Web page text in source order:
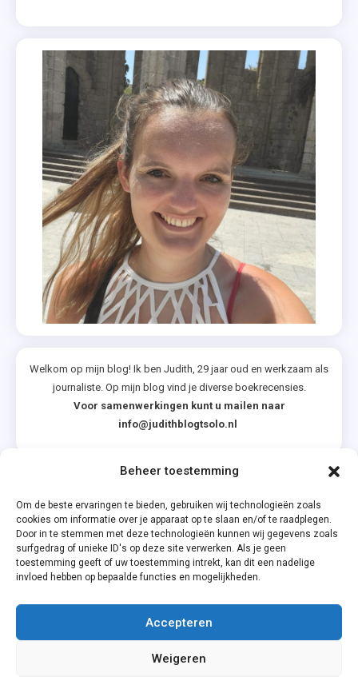
Beheer toestemming
Om de beste ervaringen te bieden, gebruiken wij technologieën zoals
cookies om informatie over je apparaat op te slaan en/of te raadplegen.
Door in te stemmen met deze technologieën kunnen wij gegevens zoals
surfgedrag of unieke ID's op deze site verwerken. Als je geen
toestemming geeft of uw toestemming intrekt, kan dit een nadelige
invloed hebben op bepaalde functies en mogelijkheden.
Accepteren
Weigeren
Welkom op mijn blog! Ik ben Judith, 29 jaar oud en werkzaam als
journaliste. Op mijn blog vind je diverse boekrecensies.
Voor samenwerkingen kunt u mailen naar
info@judithblogtsolo.nl
Privacyverklaring